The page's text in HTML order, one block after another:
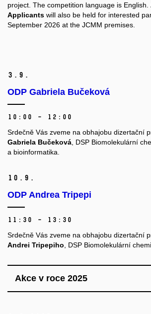
project. The competition language is English.
Applicants will also be held for interested
September 2026 at the JCMM premises.
3. 9.
ODP Gabriela Bučeková
10:00 – 12:00
Srdečně Vás zveme na obhajobu dizertační
Gabriela Bučeková, DSP Biomolekulární
a bioinformatika.
10. 9.
ODP Andrea Tripepi
11:30 – 13:30
Srdečně Vás zveme na obhajobu dizertační
Andrei Tripepiho, DSP Biomolekulární
Akce v roce 2025